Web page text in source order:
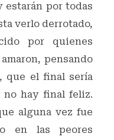
estarán por todas
verlo derrotado,
por quienes
pensando
que el final sería
no hay final feliz.
alguna vez fue
en las peores